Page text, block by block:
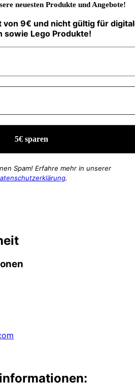
neuesten Produkte und Angebote!
9€ und nicht gültig für
sowie Lego Produkte!
Spam! Erfahre mehr in unserer
.